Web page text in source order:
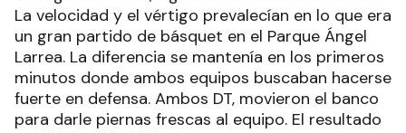
La velocidad y el vértigo prevalecían en lo que era
un gran partido de básquet en el Parque Ángel
Larrea. La diferencia se mantenía en los primeros
minutos donde ambos equipos buscaban hacerse
fuerte en defensa. Ambos DT, movieron el banco
para darle piernas frescas al equipo. El resultado